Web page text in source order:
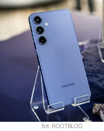
fot. ROOTBLOG